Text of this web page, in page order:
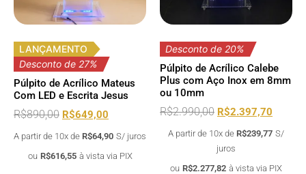
LANÇAMENTO
Desconto de 27%
Púlpito de Acrílico Mateus
Com LED e Escrita Jesus
R$890,00 R$649,00
A partir de 10x de R$64,90 S/ juros
ou R$616,55 à vista via PIX
Desconto de 20%
Púlpito de Acrílico Calebe
Plus com Aço Inox em 8mm
ou 10mm
R$2.990,00 R$2.397,70
A partir de 10x de R$239,77 S/
juros
ou R$2.277,82 à vista via PIX